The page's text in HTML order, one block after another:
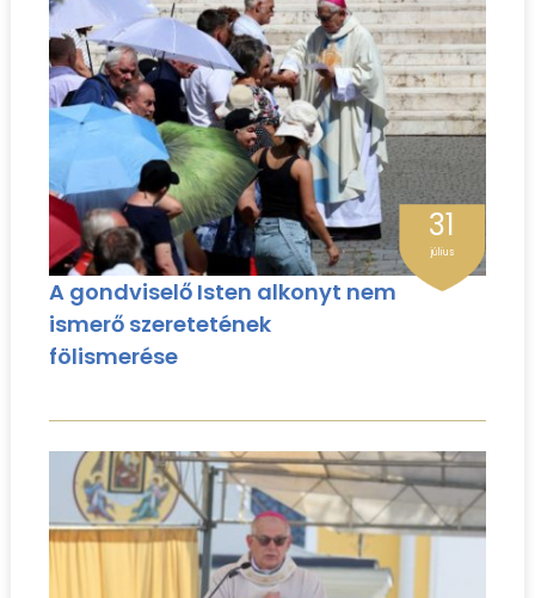
A gondviselő Isten alkonyt nem
ismerő szeretetének
fölismerése
31
július